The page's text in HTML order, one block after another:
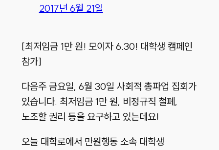
2017년 6월 21일
[최저임금 1만 원! 모이자 6.30! 대학생 캠페인
참가]
다음주 금요일, 6월 30일 사회적 총파업 집회가
있습니다. 최저임금 1만 원, 비정규직 철폐,
노조할 권리 등을 요구하고 있는데요!
오늘 대학로에서 만원행동 소속 대학생